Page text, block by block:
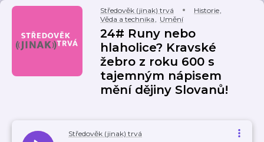
Středověk (jinak) trvá Historie,
Věda a technika, Umění
24# Runy nebo
hlaholice? Kravské
žebro z roku 600 s
tajemným nápisem
mění dějiny Slovanů!
Středověk (jinak) trvá